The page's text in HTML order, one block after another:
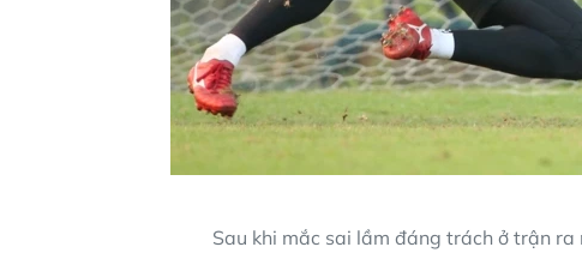
Sau khi mắc sai lầm đáng trách ở trận